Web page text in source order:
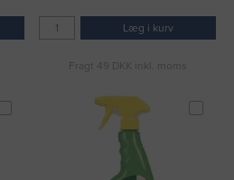
Læg i kurv
Fragt 49 DKK inkl. moms